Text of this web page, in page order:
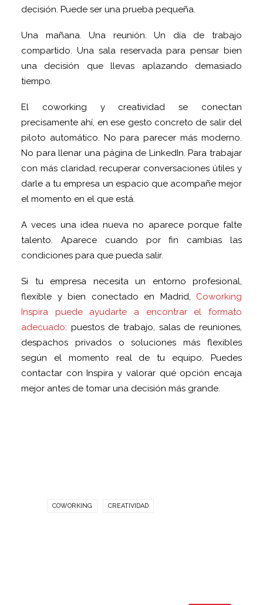
decisión. Puede ser una prueba pequeña.
Una mañana. Una reunión. Un día de trabajo
compartido. Una sala reservada para pensar bien
una decisión que llevas aplazando demasiado
tiempo.
El coworking y creatividad se conectan
precisamente ahí, en ese gesto concreto de salir del
piloto automático. No para parecer más moderno.
No para llenar una página de LinkedIn. Para trabajar
con más claridad, recuperar conversaciones útiles y
darle a tu empresa un espacio que acompañe mejor
el momento en el que está.
A veces una idea nueva no aparece porque falte
talento. Aparece cuando por fin cambias las
condiciones para que pueda salir.
Si tu empresa necesita un entorno profesional,
flexible y bien conectado en Madrid, Coworking
Inspira puede ayudarte a encontrar el formato
adecuado: puestos de trabajo, salas de reuniones,
despachos privados o soluciones más flexibles
según el momento real de tu equipo. Puedes
contactar con Inspira y valorar qué opción encaja
mejor antes de tomar una decisión más grande.
COWORKING CREATIVIDAD